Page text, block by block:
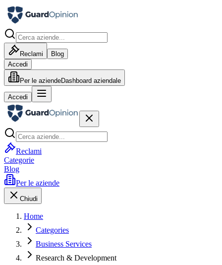
Reclami
Blog
Accedi
Per le aziendeDashboard aziendale
Accedi
Reclami
Categorie
Blog
Per le aziende
Chiudi
Home
Categories
Business Services
Research & Development